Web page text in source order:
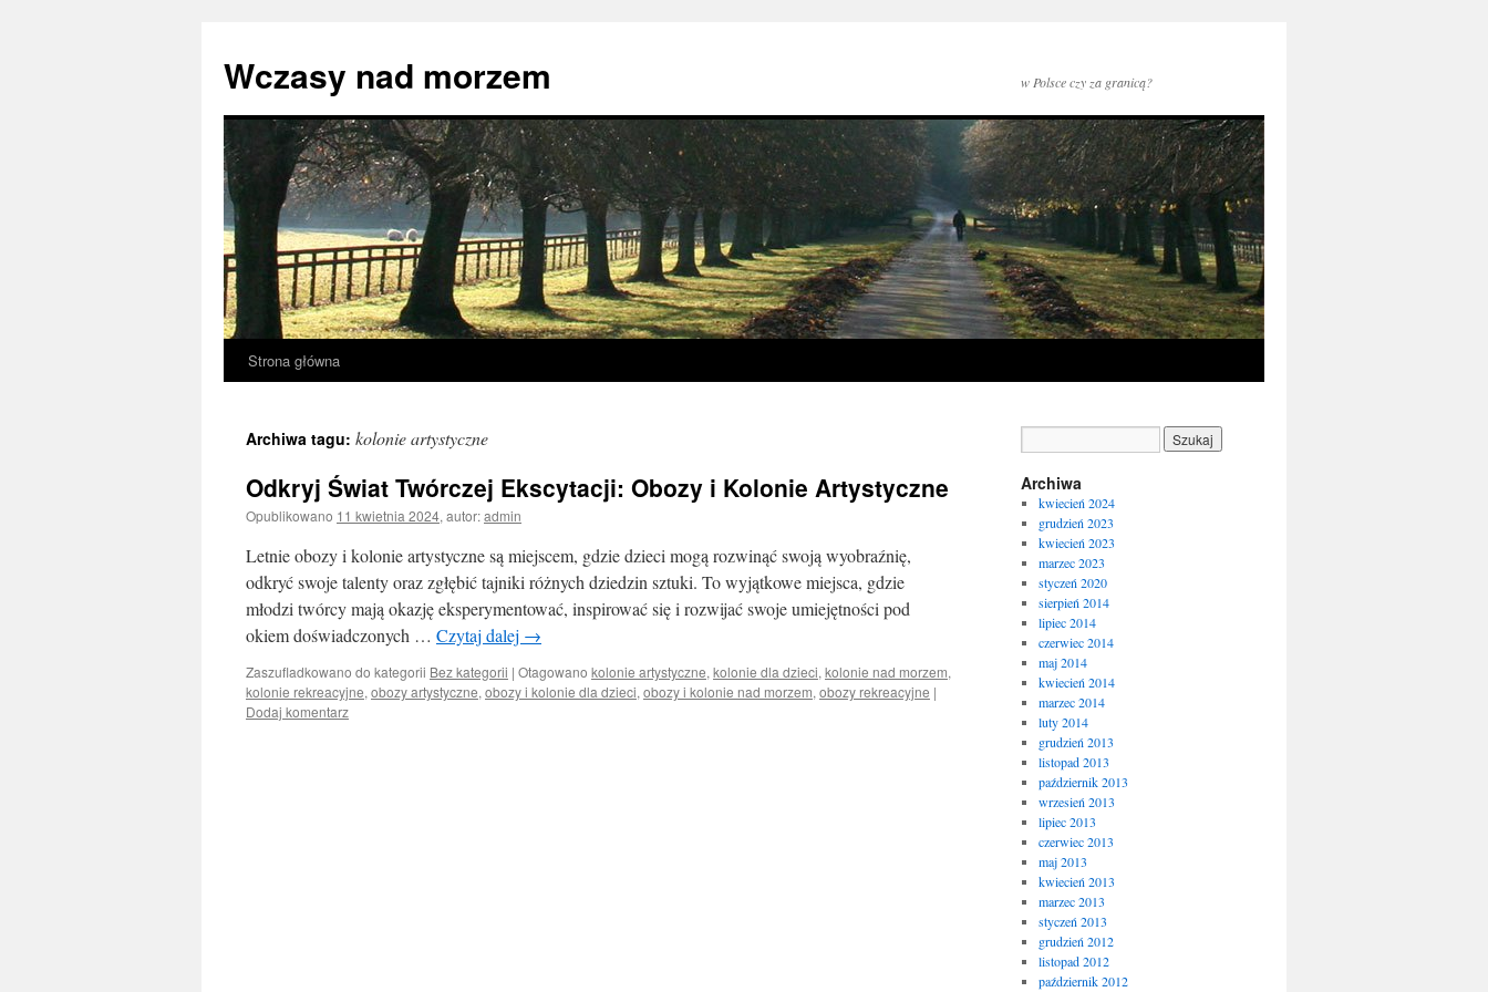
treści
Wczasy nad morzem w Polsce czy za granicą?
Strona główna
Archiwa tagu: kolonie artystyczne
Odkryj Świat Twórczej Ekscytacji: Obozy i Kolonie Artystyczne
Opublikowano 11 kwietnia 2024, autor:admin
Letnie obozy i kolonie artystyczne są miejscem, gdzie dzieci mogą rozwinąć swoją wyobraźnię,
odkryć swoje talenty oraz zgłębić tajniki różnych dziedzin sztuki. To wyjątkowe miejsca, gdzie
młodzi twórcy mają okazję eksperymentować, inspirować się i rozwijać swoje umiejętności pod
okiem doświadczonych … Czytaj dalej →
Zaszufladkowano do kategorii Bez kategorii | Otagowano kolonie artystyczne, kolonie dla dzieci, kolonie nad morzem,
kolonie rekreacyjne, obozy artystyczne, obozy i kolonie dla dzieci, obozy i kolonie nad morzem, obozy rekreacyjne |
Dodaj komentarz
Archiwa
kwiecień 2024
grudzień 2023
kwiecień 2023
marzec 2023
styczeń 2020
sierpień 2014
lipiec 2014
czerwiec 2014
maj 2014
kwiecień 2014
marzec 2014
luty 2014
grudzień 2013
listopad 2013
październik 2013
wrzesień 2013
lipiec 2013
czerwiec 2013
maj 2013
kwiecień 2013
marzec 2013
styczeń 2013
grudzień 2012
listopad 2012
październik 2012